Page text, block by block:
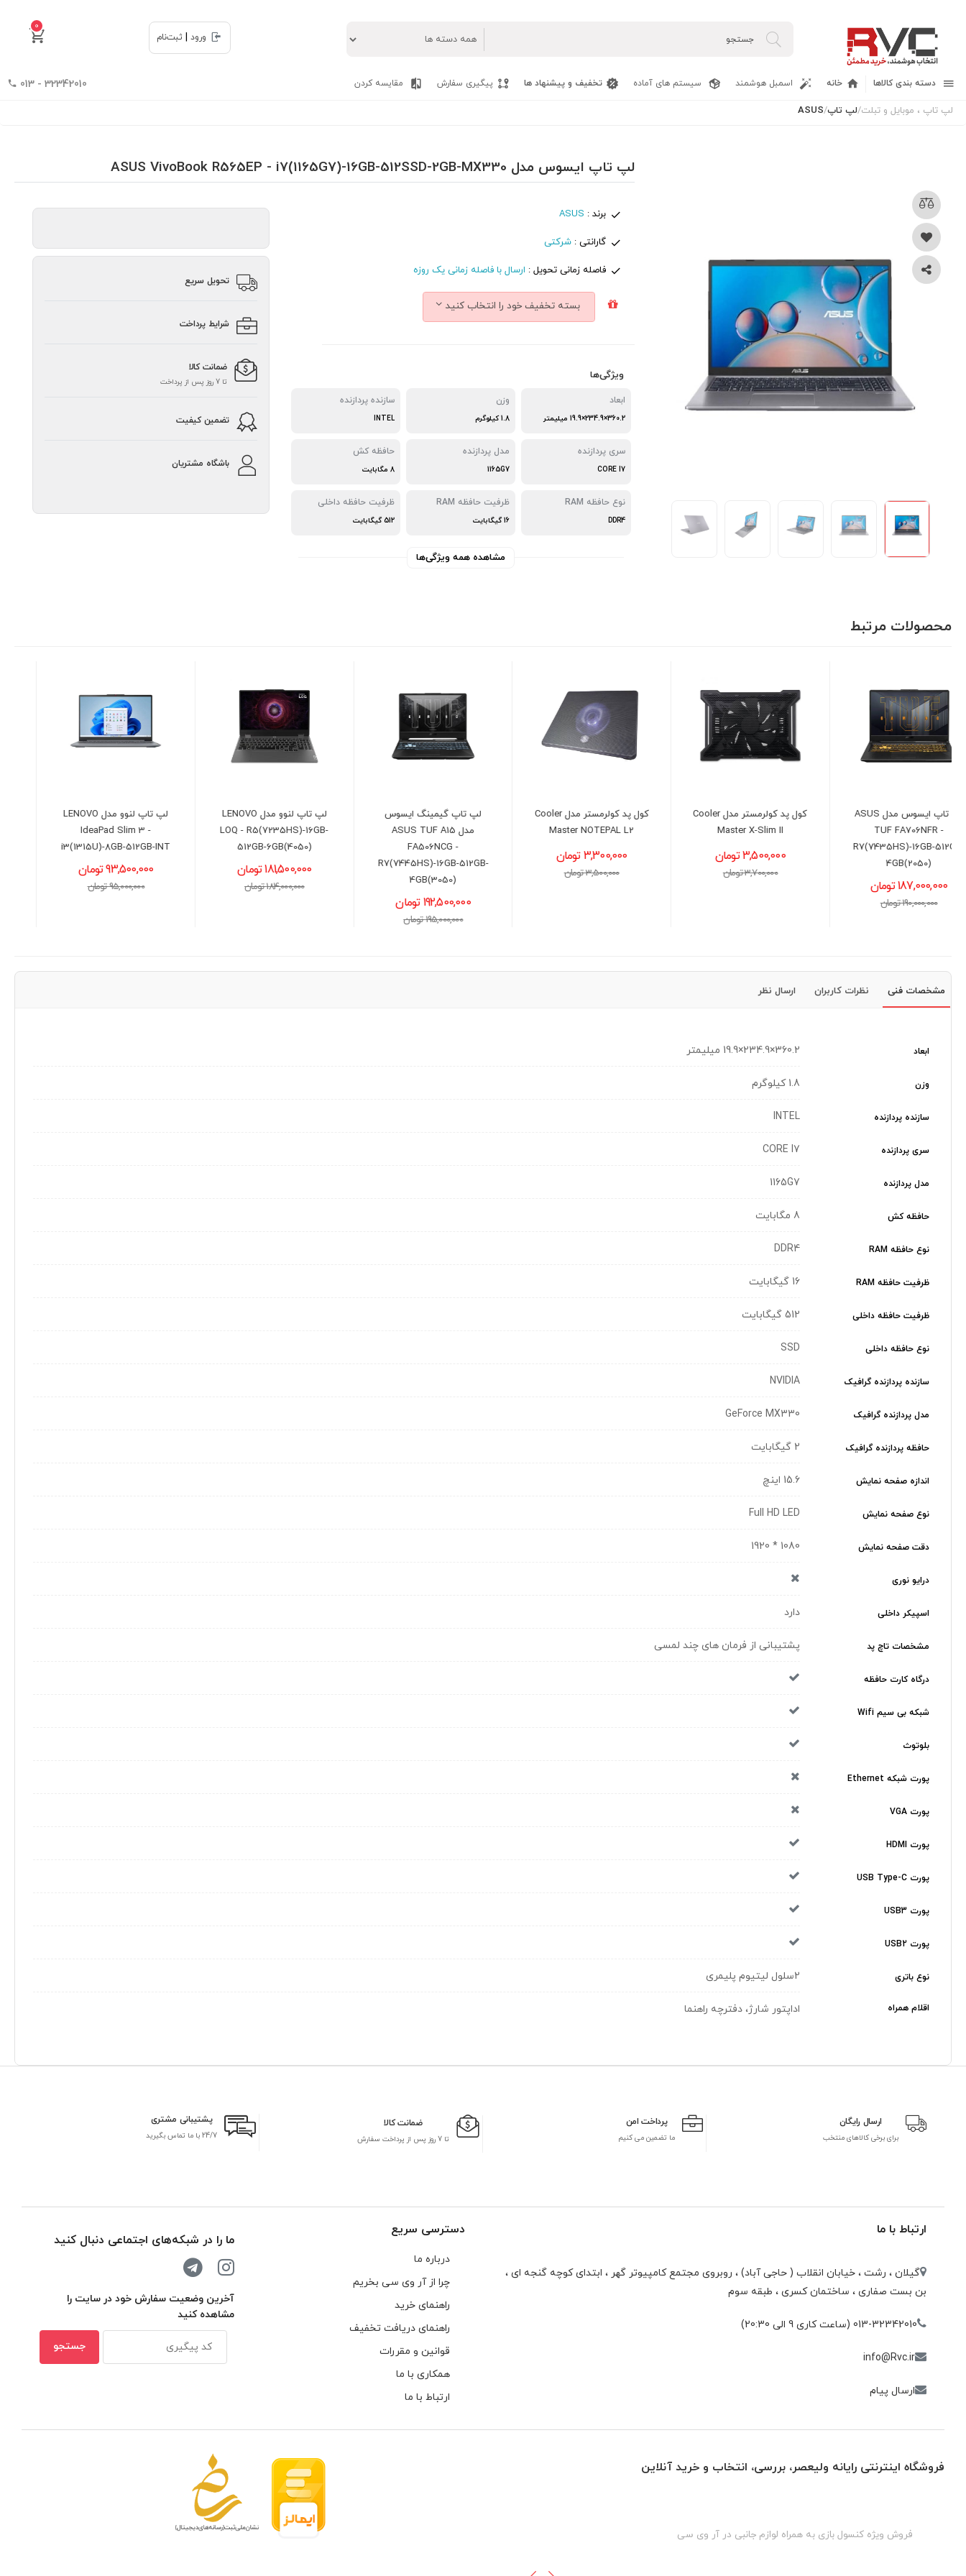
0
ورود
ثبت‌نام
دسته بندی کالاها خانه اسمبل هوشمند سیستم های آماده تخفیف و پیشنهاد ها پیگیری سفارش مقایسه کردن 32342010 - 013
لپ تاپ ، موبایل و تبلت/لپ تاپ/
ASUS
لپ تاپ ایسوس مدل ASUS VivoBook R565EP - i7(1165G7)-16GB-512SSD-2GB-MX330
برند : ASUS
گارانتی : شرکتی
فاصله زمانی تحویل : ارسال با فاصله زمانی یک روزه
بسته تخفیف خود را انتخاب کنید
ویژگی‌ها
ابعاد
360.2×234.9×19.9 میلیمتر
وزن
1.8 کیلوگرم
سازنده پردازنده
INTEL
سری پردازنده
CORE I7
مدل پردازنده
1165G7
حافظه کش
8 مگابایت
نوع حافظه RAM
DDR4
ظرفیت حافظه RAM
16 گیگابایت
ظرفیت حافظه داخلی
512 گیگابایت
مشاهده همه ویژگی‌ها
تحویل سریع
شرایط پرداخت
ضمانت کالا
تا 7 روز پس از پرداخت
تضمین کیفیت
باشگاه مشتریان
محصولات مرتبط
کول پد کولرمستر مدل Cooler
Master X-Slim II
3,500,000 تومان
3,700,000 تومان
کول پد کولرمستر مدل Cooler
Master NOTEPAL L2
3,300,000 تومان
3,500,000 تومان
لپ تاپ گیمینگ ایسوس
مدل ASUS TUF A15
R7(7445HS)-16GB-512GB-
4GB(3050)
لپ تاپ لنوو مدل LENOVO
LOQ - R5(7235HS)-16GB-
512GB-6GB(4050)
181,500,000 تومان
184,000,000 تومان
لپ تاپ لنوو مدل LENOVO
IdeaPad Slim 3 -
i3(1315U)-8GB-512GB-INT
93,500,000 تومان
95,000,000 تومان
لپ تاپ لنوو مدل LENOVO
LOQ - i5(12450HX)-24GB-
512GB-6G(3050)
181,300,000 تومان
183,500,000 تومان
مشخصات فنی نظرات کاربران ارسال نظر
ابعاد 360.2×234.9×19.9 میلیمتر
وزن 1.8 کیلوگرم
سازنده پردازنده INTEL
سری پردازنده CORE I7
مدل پردازنده 1165G7
حافظه کش 8 مگابایت
نوع حافظه RAM DDR4
ظرفیت حافظه RAM 16 گیگابایت
ظرفیت حافظه داخلی 512 گیگابایت
نوع حافظه داخلی SSD
سازنده پردازنده گرافیک NVIDIA
مدل پردازنده گرافیک GeForce MX330
حافظه پردازنده گرافیک 2 گیگابایت
اندازه صفحه نمایش 15.6 اینچ
نوع صفحه نمایش Full HD LED
دقت صفحه نمایش 1080 * 1920
درایو نوری
اسپیکر داخلی دارد
مشخصات تاچ پد پشتیبانی از فرمان های چند لمسی
درگاه کارت حافظه
شبکه بی سیم Wifi
بلوتوث
پورت شبکه Ethernet
پورت VGA
پورت HDMI
پورت USB Type-C
پورت USB3
پورت USB2
نوع باتری 2سلول لیتیوم پلیمری
اقلام همراه اداپتور شارژ، دفترچه راهنما
ارسال رایگان
برای برخی کالاهای منتخب
پرداخت امن
ما تضمین می کنیم
ضمانت کالا
تا 7 روز پس از پرداخت سفارش
پشتیبانی مشتری
24/7 با ما تماس بگیرید
ارتباط با ما
گیلان ، رشت ، خيابان انقلاب ( حاجی آباد) ، روبروی مجتمع كامپيوتر گهر ، ابتدای كوچه گنجه ای ،
بن بست صفاری ، ساختمان كسری ، طبقه سوم
013-32342010 (ساعت کاری 9 الی 20:30)
info@Rvc.ir
ارسال پیام
دسترسی سریع
درباره ما
چرا از آر وی سی بخریم
راهنمای خرید
راهنمای دریافت تخفیف
قوانین و مقررات
همکاری با ما
ارتباط با ما
ما را در شبکه‌های اجتماعی دنبال کنید
آخرین وضعیت سفارش خود در سایت را
مشاهده کنید
فروشگاه اینترنتی رایانه ولیعصر، بررسی، انتخاب و خرید آنلاین
فروش ویژه کنسول بازی به همراه لوازم جانبی در آر وی سی هارهای اینترنال مخصوص دوربین های مدار بسته در ظرفیتهای مختلف